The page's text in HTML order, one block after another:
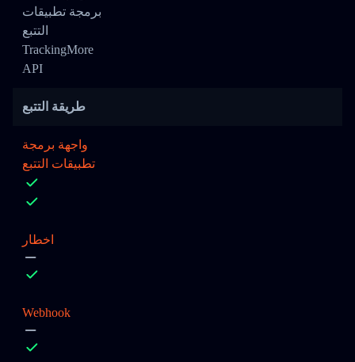
برمجة تطبيقات
التتبع
TrackingMore
API
طريقة التتبع
واجهة برمجة
تطبيقات التتبع
اخطار
Webhook